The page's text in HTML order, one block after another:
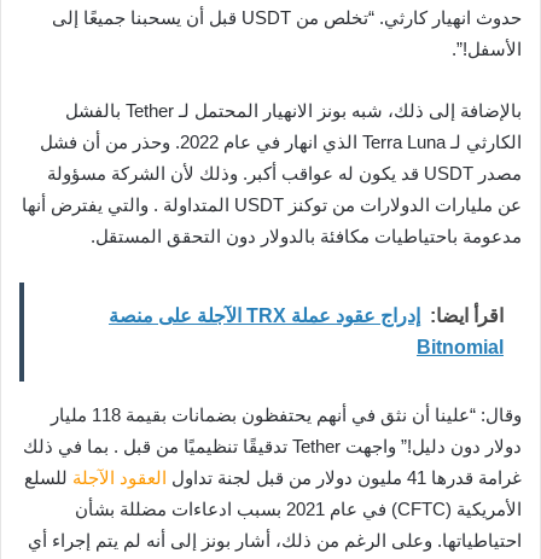
حدوث انهيار كارثي. “تخلص من USDT قبل أن يسحبنا جميعًا إلى
الأسفل!”.
بالإضافة إلى ذلك، شبه بونز الانهيار المحتمل لـ Tether بالفشل
الكارثي لـ Terra Luna الذي انهار في عام 2022. وحذر من أن فشل
مصدر USDT قد يكون له عواقب أكبر. وذلك لأن الشركة مسؤولة
عن مليارات الدولارات من توكنز USDT المتداولة . والتي يفترض أنها
مدعومة باحتياطيات مكافئة بالدولار دون التحقق المستقل.
اقرأ ايضا:
إدراج عقود عملة TRX الآجلة على منصة
Bitnomial
وقال: “علينا أن نثق في أنهم يحتفظون بضمانات بقيمة 118 مليار
دولار دون دليل!” واجهت Tether تدقيقًا تنظيميًا من قبل . بما في ذلك
غرامة قدرها 41 مليون دولار من قبل لجنة تداول
العقود الآجلة للسلع
الأمريكية (CFTC) في عام 2021 بسبب ادعاءات مضللة بشأن
احتياطياتها. وعلى الرغم من ذلك، أشار بونز إلى أنه لم يتم إجراء أي